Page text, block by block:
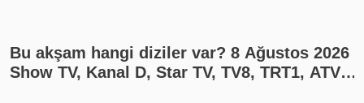
Bu akşam hangi diziler var? 8 Ağustos 2026
Show TV, Kanal D, Star TV, TV8, TRT1, ATV